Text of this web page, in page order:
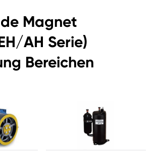
Magnet
AH Serie)
Bereichen